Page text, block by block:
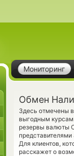
Мониторинг
Обмен
Здесь отмечены
выгодным
резервы валюты
Для клиентов,
расскажет о